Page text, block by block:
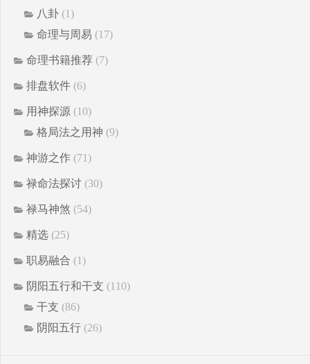
八卦 (1)
命理与周易 (17)
命理书籍推荐 (7)
排盘软件 (6)
用神探源 (10)
格局法之用神 (9)
神游之作 (71)
禄命法探讨 (30)
禄马神煞 (54)
精选 (25)
职易融合 (1)
阴阳五行和干支 (110)
干支 (86)
阴阳五行 (26)